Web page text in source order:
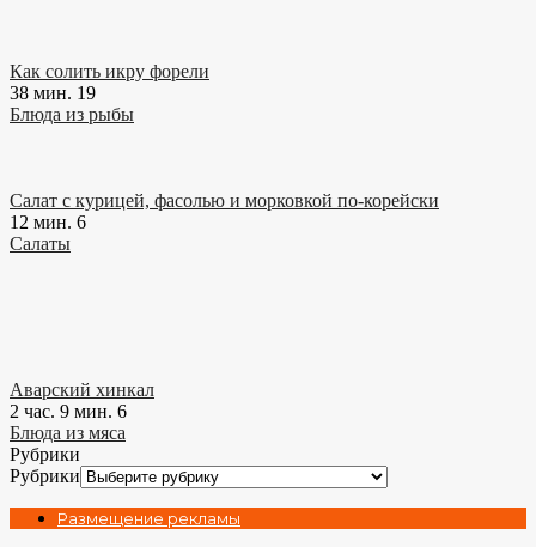
Как солить икру форели
38 мин. 19
Блюда из рыбы
Салат с курицей, фасолью и морковкой по-корейски
12 мин. 6
Салаты
Аварский хинкал
2 час. 9 мин. 6
Блюда из мяса
Рубрики
Рубрики
Размещение рекламы